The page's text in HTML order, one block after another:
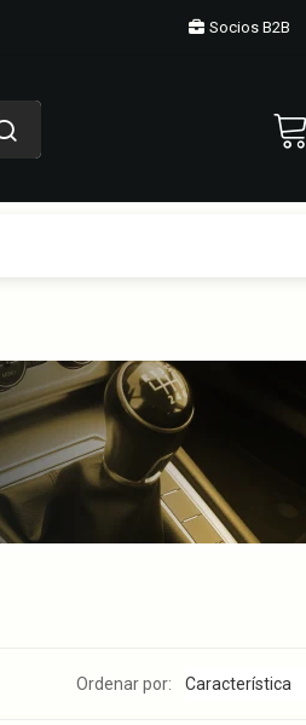
Socios B2B
Ordenar por: